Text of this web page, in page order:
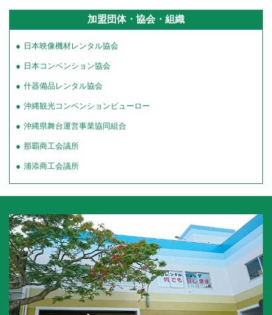
加盟団体・協会・組織
日本映像機材レンタル協会
日本コンベンション協会
什器備品レンタル協会
沖縄観光コンベンションビューロー
沖縄県舞台運営事業協同組合
那覇商工会議所
浦添商工会議所